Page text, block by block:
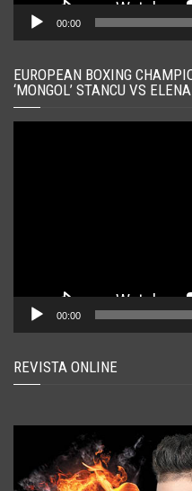
00:00
EUROPEAN BOXING
‘MONGOL’ STANCU VS
00:00
REVISTA ONLINE